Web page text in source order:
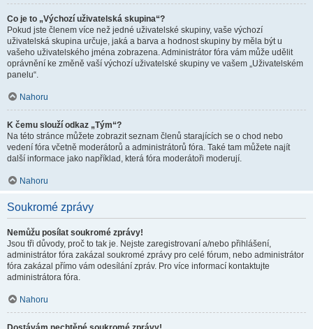
Co je to „Výchozí uživatelská skupina“?
Pokud jste členem více než jedné uživatelské skupiny, vaše výchozí
uživatelská skupina určuje, jaká a barva a hodnost skupiny by měla být u
vašeho uživatelského jména zobrazena. Administrátor fóra vám může udělit
oprávnění ke změně vaší výchozí uživatelské skupiny ve vašem „Uživatelském
panelu“.
Nahoru
K čemu slouží odkaz „Tým“?
Na této stránce můžete zobrazit seznam členů starajících se o chod nebo
vedení fóra včetně moderátorů a administrátorů fóra. Také tam můžete najít
další informace jako například, která fóra moderátoři moderují.
Nahoru
Soukromé zprávy
Nemůžu posílat soukromé zprávy!
Jsou tři důvody, proč to tak je. Nejste zaregistrovaní a/nebo přihlášení,
administrátor fóra zakázal soukromé zprávy pro celé fórum, nebo administrátor
fóra zakázal přímo vám odesílání zpráv. Pro více informací kontaktujte
administrátora fóra.
Nahoru